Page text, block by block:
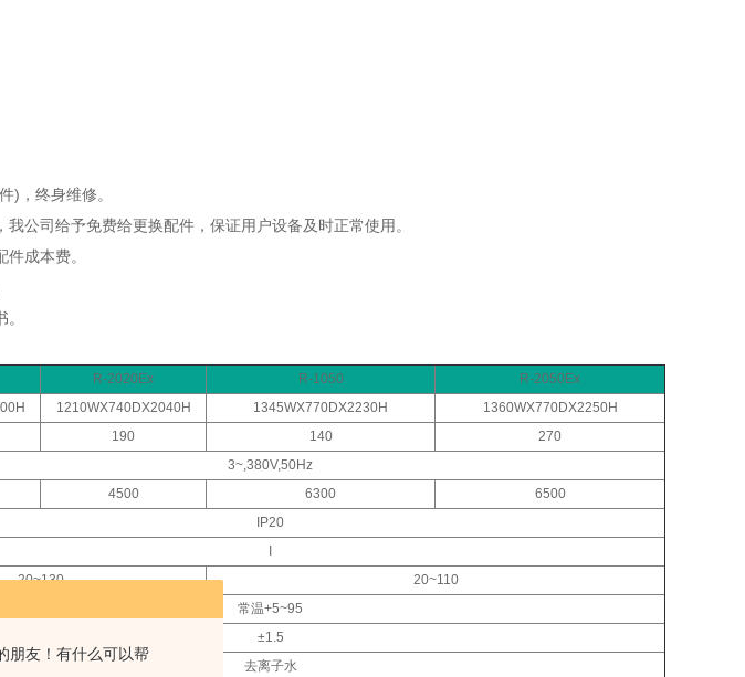
朋友！有什么可以帮
)，终身维修。
公司给予免费给更换配件，保证用户设备及时正常使用。
成本费。
R-2020Ex R-1050
R-2050Ex
1210WX740DX2040H 1345WX770DX2230H
1360WX770DX2250H
190 140
270
3~,380V,50Hz
4500 6300
6500
IP20
20~130
20~110
常温+5~95
±1.5
去离子水